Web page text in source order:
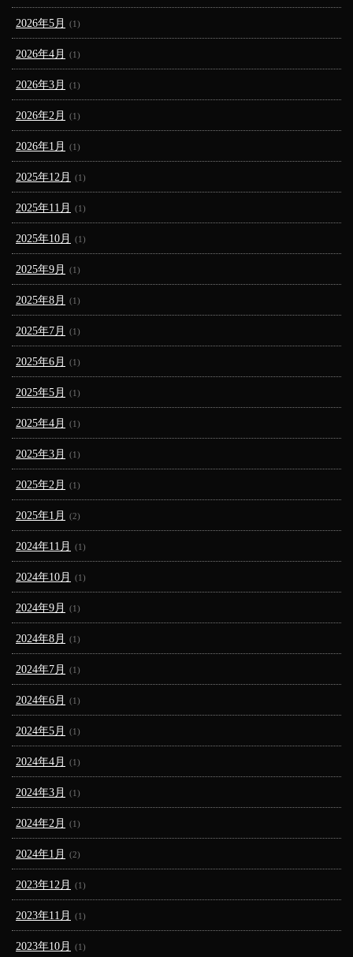
2026年5月 (1)
2026年4月 (1)
2026年3月 (1)
2026年2月 (1)
2026年1月 (1)
2025年12月 (1)
2025年11月 (1)
2025年10月 (1)
2025年9月 (1)
2025年8月 (1)
2025年7月 (1)
2025年6月 (1)
2025年5月 (1)
2025年4月 (1)
2025年3月 (1)
2025年2月 (1)
2025年1月 (2)
2024年11月 (1)
2024年10月 (1)
2024年9月 (1)
2024年8月 (1)
2024年7月 (1)
2024年6月 (1)
2024年5月 (1)
2024年4月 (1)
2024年3月 (1)
2024年2月 (1)
2024年1月 (2)
2023年12月 (1)
2023年11月 (1)
2023年10月 (1)